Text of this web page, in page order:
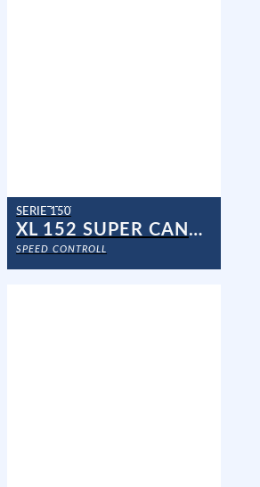
SERIE 150
XL 152 SUPER CANARIE
SPEED CONTROLL